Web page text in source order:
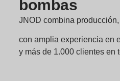
bombas
JNOD combina
con amplia experiencia en
y más de 1.000 clientes en